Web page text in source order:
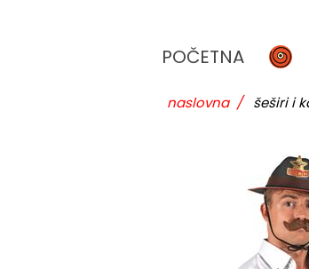
POČETNA
naslovna / šeširi i